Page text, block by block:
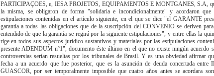
PARTICIPAÇOES, e, IESA PROJETOS, EQUIPAMENTOS E MONTGANES, S.A,
la misma, se obligaron de forma "solidaria e incondicionalmente" y acordaron
estipulaciones contenidas en el artículo siguiente, en el que se dice "el GARANTE
garantía a todas las obligaciones que de la suscripción del CONVENIO se deriven
entendido de que la garantía se regirá por la siguiente estipulaciones", y entre ellas la
rige en todos sus aspectos jurídico sustantivos y materiales por las estipulaciones
presente ADENDUM nº1", documento éste último en el que no existe ningún acuerdo
controversias serían resueltas por los tribunales de Brasil. Y es una obviedad afirmar
fecha a un acuerdo que fue posterior, que es la asunción de deuda concertada entre
GUASCOR, por ser temporalmente imposible que cuatro años antes se acordara